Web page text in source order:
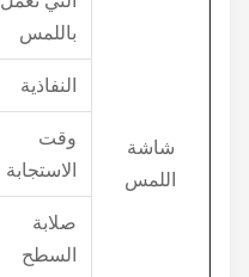
شاشة
اللمس
باللمس
النفاذية
الاستجابة
صلابة
السطح